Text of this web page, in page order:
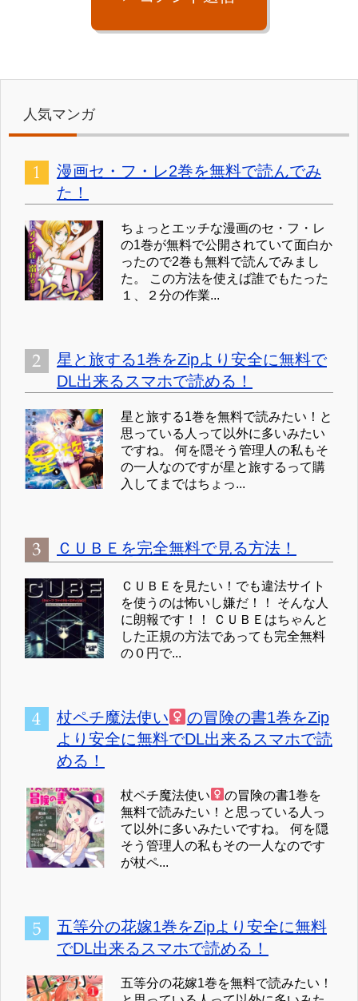
人気マンガ
漫画セ・フ・レ2巻を無料で読んでみ
た！
ちょっとエッチな漫画のセ・フ・レ
の1巻が無料で公開されていて面白か
ったので2巻も無料で読んでみまし
た。 この方法を使えば誰でもたった
１、２分の作業...
星と旅する1巻をZipより安全に無料で
DL出来るスマホで読める！
星と旅する1巻を無料で読みたい！と
思っている人って以外に多いみたい
ですね。 何を隠そう管理人の私もそ
の一人なのですが星と旅するって購
入してまではちょっ...
ＣＵＢＥを完全無料で見る方法！
ＣＵＢＥを見たい！でも違法サイト
を使うのは怖いし嫌だ！！ そんな人
に朗報です！！ ＣＵＢＥはちゃんと
した正規の方法であっても完全無料
の０円で...
杖ペチ魔法使い
の冒険の書1巻をZip
より安全に無料でDL出来るスマホで読
める！
杖ペチ魔法使い
の冒険の書1巻を
無料で読みたい！と思っている人っ
て以外に多いみたいですね。 何を隠
そう管理人の私もその一人なのです
が杖ペ...
五等分の花嫁1巻をZipより安全に無料
でDL出来るスマホで読める！
五等分の花嫁1巻を無料で読みたい！